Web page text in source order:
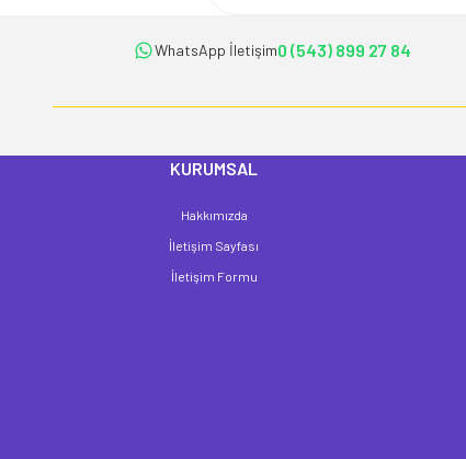
Ürün fiyatı diğer sitelerden daha pahalı.
WhatsApp İletişim0 (543) 899 27 84
KURUMSAL
Hakkımızda
İletişim Sayfası
İletişim Formu